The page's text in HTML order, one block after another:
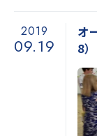
2019
09.19
オ
8